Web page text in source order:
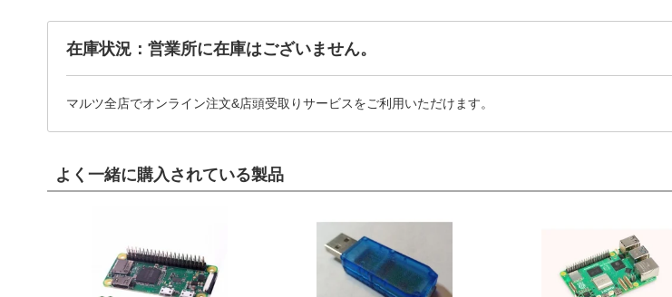
在庫状況：営業所に在庫はございません。
マルツ全店でオンライン注文&店頭受取りサービスをご利用いただけます。
よく一緒に購入されている製品